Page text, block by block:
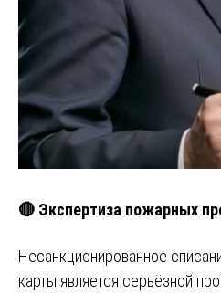
🔴 Экспертиза пожарных
Несанкционированное
карты является серьёзной